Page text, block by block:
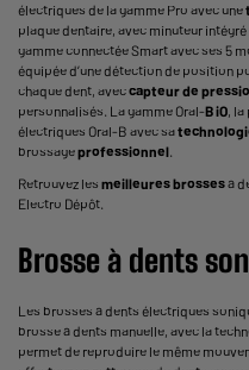
électriques de la gamme Pro avec une
plaque dentaire, avec minuteur
gamme connectée Smart avec ses 5
équipée d’une détection de position
chaque dent, aveccapteur de
personnalisés. La gamme Oral-B iO, la
électriques Oral-B avec sa
brossageprofessionnel.
Retrouvez les meilleures brossesà
Electro Dépôt.
Brosse à dents
Les brosses à dents électriques
brosse à dents manuelle, avec la
permet de reproduire le même